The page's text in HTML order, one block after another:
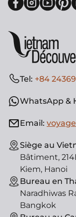
Tel: +84
WhatsApp &
Email:
Siège au
Bâtiment,
Kiem, Hanoi
Bureau en
Naradhiwas
Bangkok